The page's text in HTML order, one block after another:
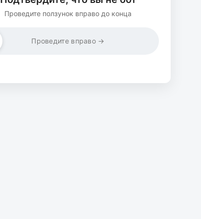
Проведите ползунок вправо до конца
Проведите вправо →